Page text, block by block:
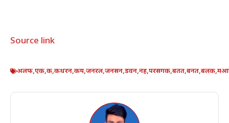
Source link
अलफ,एक,क,कथरन,कय,जनरल,जनसन,डवन,नह,परसगक,बतत,बनत,बलक,